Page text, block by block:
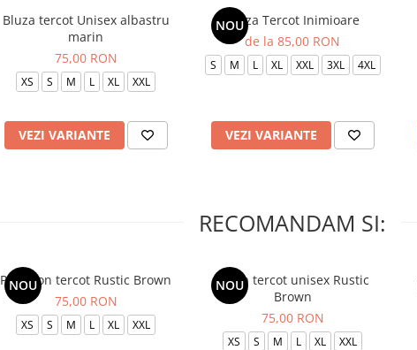
Bluza tercot Unisex albastru
marin
75,00 RON
XS S M L XL XXL
VEZI VARIANTE
NOU
Bluza Tercot Inimioare
de la 85,00 RON
S M L XL XXL 3XL 4XL
VEZI VARIANTE
RECOMANDAM SI:
NOU
Pantalon tercot Rustic Brown
75,00 RON
XS S M L XL XXL
NOU
Bluza tercot unisex Rustic
Brown
75,00 RON
XS S M L XL XXL